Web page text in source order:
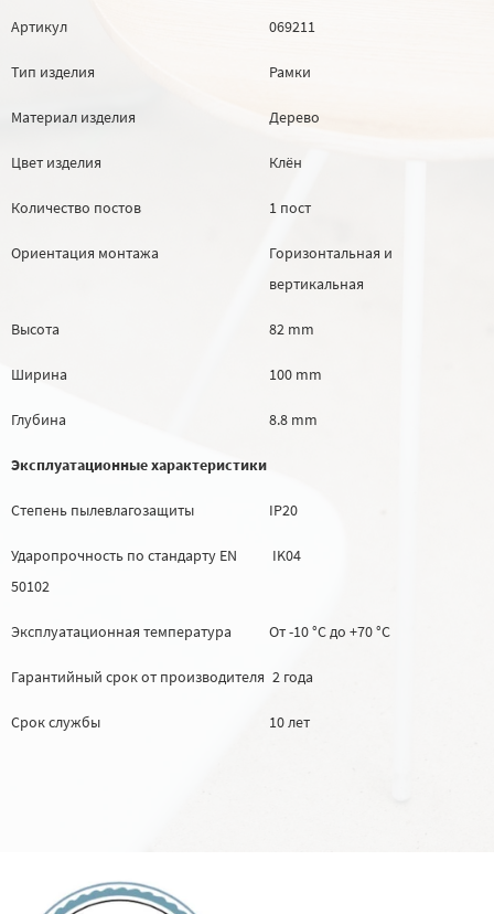
Артикул 069211
Тип изделия Рамки
Материал изделия Дерево
Цвет изделия Клён
Количество постов 1 пост
Ориентация монтажа
Горизонтальная и
вертикальная
Высота 82 mm
Ширина 100 mm
Глубина 8.8 mm
Эксплуатационные характеристики
Степень пылевлагозащиты IP20
Ударопрочность по стандарту EN
50102
IK04
Эксплуатационная температура От -10 °C до +70 °C
Гарантийный срок от производителя 2 года
Срок службы 10 лет